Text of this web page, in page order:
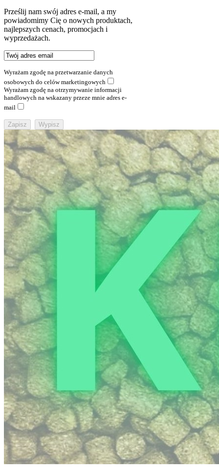
Prześlij nam swój adres e-mail, a my
powiadomimy Cię o nowych produktach,
najlepszych cenach, promocjach i
wyprzedażach.
Wyrażam zgodę na przetwarzanie danych
osobowych do celów marketingowych
Wyrażam zgodę na otrzymywanie informacji
handlowych na wskazany przeze mnie adres e-
mail